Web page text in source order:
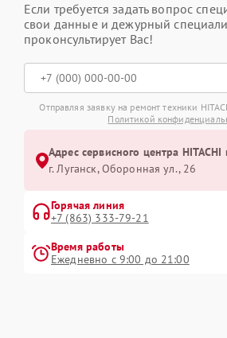
Если требуется задать вопрос
свои данные и дежурный
проконсультирует Вас!
Отправляя заявку на ремонт техники
Политикой
Адрес сервисного центра HITACHI
г. Луганск, Оборонная ул., 26
Горячая линия
+7 (863) 333-79-21
Время работы
Ежедневно с 9:00 до 21:00